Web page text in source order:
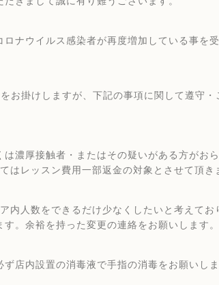
ロナウイルス感染者が再度増加している事を
お掛けしますが、下記の事項に関して遵守・
は濃厚接触者・またはその疑いがある方がお
はレッスン費用一部返金の対象とさせて頂き
内人数をできるだけ少なくしたいと考えて
。余裕を持った変更の連絡をお願いします。
ず店内設置の消毒液で手指の消毒をお願いしま